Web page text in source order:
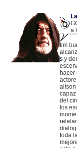
a
tim
s y
hacer
alison
del
los
toda